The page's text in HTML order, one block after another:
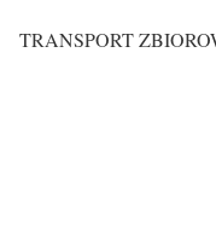
TRANSPORT